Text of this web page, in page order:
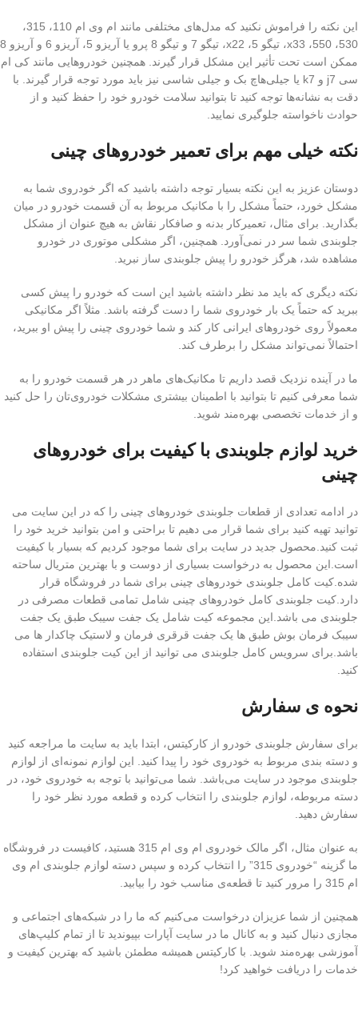
این نکته را فراموش نکنید که مدل‌های مختلفی مانند ام وی ام 110، 315،
530، 550، x33، تیگو 5، x22، تیگو 7 و تیگو 8 پرو یا آریزو 5، آریزو 6 و آریزو 8
ممکن است تحت تأثیر این مشکل قرار گیرند. همچنین خودروهایی مانند کی ام
سی j7 و k7 یا جیلی‌هاچ بک و جیلی شاسی نیز باید مورد توجه قرار گیرند. با
دقت به نشانه‌ها توجه کنید تا بتوانید سلامت خودرو خود را حفظ کنید و از
حوادث ناخواسته جلوگیری نمایید.
نکته خیلی مهم برای تعمیر خودروهای چینی
دوستان عزیز به این نکته بسیار توجه داشته باشید که اگر خودروی شما به
مشکل خورد، حتماً مشکل را با مکانیک مربوط به آن قسمت خودرو در میان
بگذارید. برای مثال، تعمیرکار بدنه و صافکار نقاش به هیچ عنوان از مشکل
جلوبندی شما سر در نمی‌آورد. همچنین، اگر مشکلی موتوری در خودرو
مشاهده شد، هرگز خودرو را پیش جلوبندی ساز نبرید.
نکته دیگری که باید مد نظر داشته باشید این است که خودرو را پیش کسی
ببرید که حتماً یک بار خودروی شما را دست گرفته باشد. مثلاً اگر مکانیکی
معمولاً روی خودروهای ایرانی کار کند و شما خودروی چینی را پیش او ببرید،
احتمالاً نمی‌تواند مشکل را برطرف کند.
ما در آینده نزدیک قصد داریم تا مکانیک‌های ماهر در هر قسمت خودرو را به
شما معرفی کنیم تا بتوانید با اطمینان بیشتری مشکلات خودروی‌تان را حل کنید
و از خدمات تخصصی بهره‌مند شوید.
خرید لوازم جلوبندی با کیفیت برای خودروهای
چینی
در ادامه تعدادی از قطعات جلوبندی خودروهای چینی را که در این سایت می
توانید تهیه کنید برای شما قرار می دهیم تا براحتی و امن بتوانید خرید خود را
ثبت کنید.محصول جدید در سایت برای شما موجود کردیم که بسیار با کیفیت
است.این محصول به درخواست بسیاری از دوست و با بهترین متریال ساحته
شده.کیت کامل جلوبندی خودروهای چینی برای شما در فروشگاه قرار
دارد.کیت جلوبندی کامل خودروهای چینی شامل تمامی قطعات مصرفی در
جلوبندی می باشد.این مجموعه کیت شامل یک جفت سیبک طبق یک جفت
سیبک فرمان بوش طبق ها یک جفت قرقری فرمان و لاستیک چاکدار ها می
باشد.برای سرویس کامل جلوبندی می توانید از این کیت جلوبندی استفاده
کنید.
نحوه ی سفارش
برای سفارش جلوبندی خودرو از کارکیتس، ابتدا باید به سایت ما مراجعه کنید
و دسته بندی مربوط به خودروی خود را پیدا کنید. این لوازم نمونه‌ای از لوازم
جلوبندی موجود در سایت می‌باشد. شما می‌توانید با توجه به خودروی خود، در
دسته مربوطه، لوازم جلوبندی را انتخاب کرده و قطعه مورد نظر خود را
سفارش دهید.
به عنوان مثال، اگر مالک خودروی ام وی ام 315 هستید، کافیست در فروشگاه
ما گزینه “خودروی 315” را انتخاب کرده و سپس دسته لوازم جلوبندی ام وی
ام 315 را مرور کنید تا قطعه‌ی مناسب خود را بیابید.
همچنین از شما عزیزان درخواست می‌کنیم که ما را در شبکه‌های اجتماعی و
مجازی دنبال کنید و به کانال ما در سایت آپارات بپیوندید تا از تمام کلیپ‌های
آموزشی بهره‌مند شوید. با کارکیتس همیشه مطمئن باشید که بهترین کیفیت و
خدمات را دریافت خواهید کرد!